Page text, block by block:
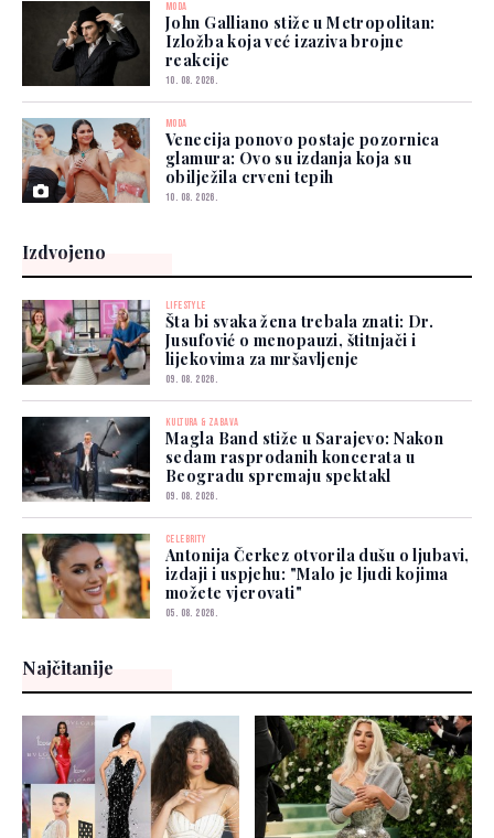
MODA
John Galliano stiže u Metropolitan:
Izložba koja već izaziva brojne
reakcije
10. 08. 2026.
MODA
Venecija ponovo postaje pozornica
glamura: Ovo su izdanja koja su
obilježila crveni tepih
10. 08. 2026.
Izdvojeno
LIFESTYLE
Šta bi svaka žena trebala znati: Dr.
Jusufović o menopauzi, štitnjači i
lijekovima za mršavljenje
09. 08. 2026.
KULTURA & ZABAVA
Magla Band stiže u Sarajevo: Nakon
sedam rasprodanih koncerata u
Beogradu spremaju spektakl
09. 08. 2026.
CELEBRITY
Antonija Čerkez otvorila dušu o ljubavi,
izdaji i uspjehu: "Malo je ljudi kojima
možete vjerovati"
05. 08. 2026.
Najčitanije